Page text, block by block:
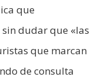
que
dudar que «las
que marcan
de consulta